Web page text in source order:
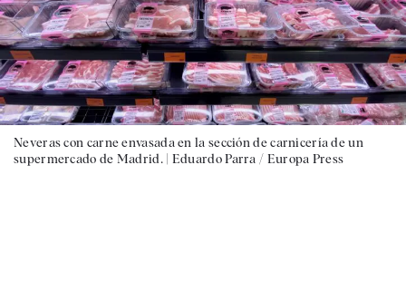
Neveras con carne envasada en la sección de carnicería de un
supermercado de Madrid. | Eduardo Parra / Europa Press